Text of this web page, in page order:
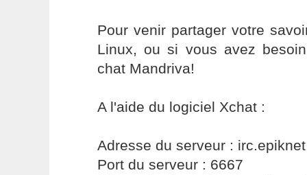
Pour venir partager votre
Linux, ou si vous avez
chat Mandriva!
A l'aide du logiciel Xchat :
Adresse du serveur :
Port du serveur : 6667